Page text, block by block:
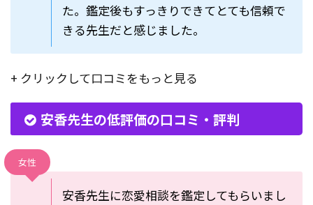
た。鑑定後もすっきりできてとても信頼で
きる先生だと感じました。
+ クリックして口コミをもっと見る
安香先生の低評価の口コミ・評判
女性
安香先生に恋愛相談を鑑定してもらいまし